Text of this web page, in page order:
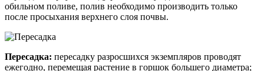
обильном поливе, полив необходимо производить только
после просыхания верхнего слоя почвы.
Пересадка: пересадку разросшихся экземпляров проводят
ежегодно, перемещая растение в горшок большего диаметра;